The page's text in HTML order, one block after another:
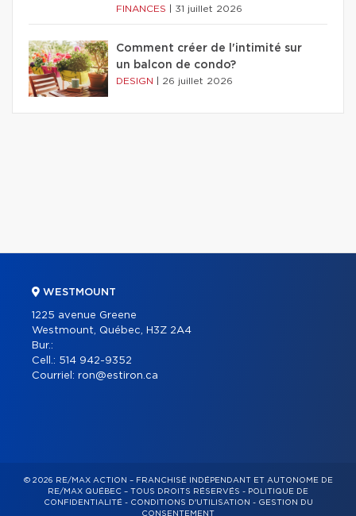
FINANCES 31 juillet 2026
Comment créer de l'intimité sur
un balcon de condo?
DESIGN 26 juillet 2026
WESTMOUNT
1225 avenue Greene
Westmount, Québec, H3Z 2A4
Bur.:
Cell.: 514 942-9352
Courriel: ron@estiron.ca
© 2026 RE/MAX ACTION – FRANCHISÉ INDÉPENDANT ET AUTONOME DE
RE/MAX QUÉBEC – TOUS DROITS RÉSERVÉS - POLITIQUE DE
CONFIDENTIALITÉ- CONDITIONS D'UTILISATION - GESTION DU
CONSENTEMENT